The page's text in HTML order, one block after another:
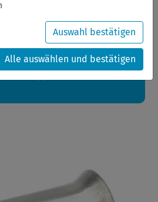
geehrte Kunden,
diesem Zeitraum werden ab dem
verschickt.
Sommerpause
Auswahl bestätigen
Alle auswählen und bestätigen